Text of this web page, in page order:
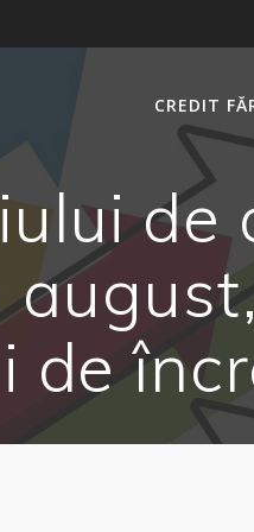
CREDIT
de
de